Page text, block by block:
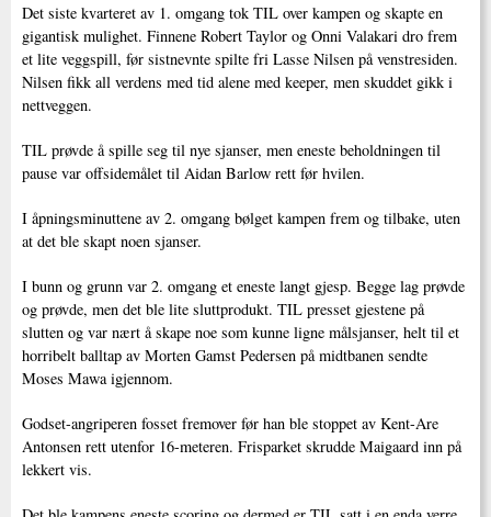
Det siste kvarteret av 1. omgang tok TIL over kampen og skapte en
gigantisk mulighet. Finnene Robert Taylor og Onni Valakari dro frem
et lite veggspill, før sistnevnte spilte fri Lasse Nilsen på venstresiden.
Nilsen fikk all verdens med tid alene med keeper, men skuddet gikk i
nettveggen.
TIL prøvde å spille seg til nye sjanser, men eneste beholdningen til
pause var offsidemålet til Aidan Barlow rett før hvilen.
I åpningsminuttene av 2. omgang bølget kampen frem og tilbake, uten
at det ble skapt noen sjanser.
I bunn og grunn var 2. omgang et eneste langt gjesp. Begge lag prøvde
og prøvde, men det ble lite sluttprodukt. TIL presset gjestene på
slutten og var nært å skape noe som kunne ligne målsjanser, helt til et
horribelt balltap av Morten Gamst Pedersen på midtbanen sendte
Moses Mawa igjennom.
Godset-angriperen fosset fremover før han ble stoppet av Kent-Are
Antonsen rett utenfor 16-meteren. Frisparket skrudde Maigaard inn på
lekkert vis.